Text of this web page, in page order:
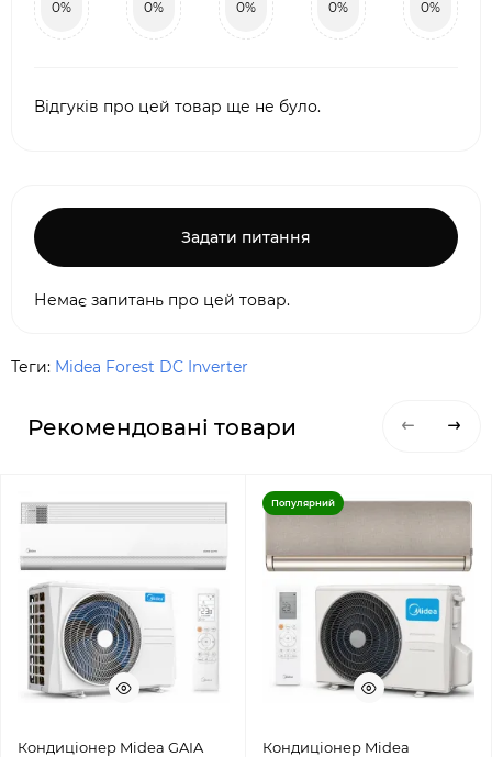
0% 0% 0% 0% 0%
Відгуків про цей товар ще не було.
Задати питання
Немає запитань про цей товар.
Теги: Midea Forest DC Inverter
Рекомендовані товари
Кондиціонер Midea GAIA
Популярний
Кондиціонер Midea